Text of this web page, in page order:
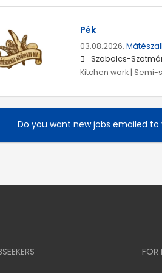
Pék
03.08.2026,
Szabolcs-
Kitchen work | Semi-
Do you want new jobs emailed
FOR